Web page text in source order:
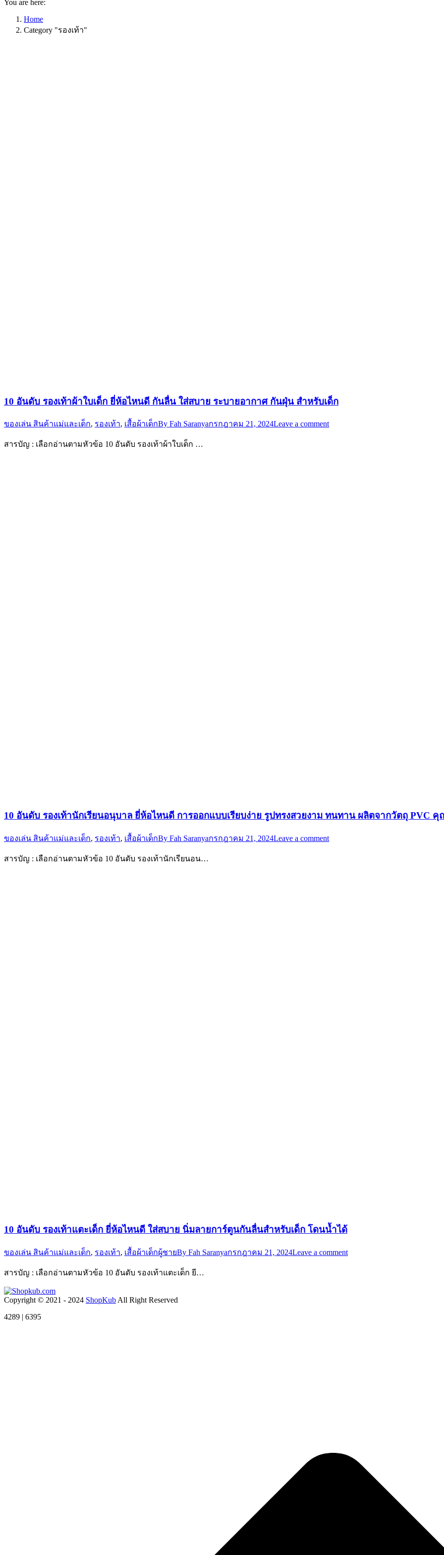
You are here:
Home
Category "รองเท้า"
10 อันดับ รองเท้าผ้าใบเด็ก ยี่ห้อไหนดี กันลื่น ใส่สบาย ระบายอากาศ กันฝุ่น สําหรับเด็ก
ของเล่น สินค้าแม่และเด็ก, รองเท้า, เสื้อผ้าเด็กBy Fah Saranyaกรกฎาคม 21, 2024Leave a comment
สารบัญ : เลือกอ่านตามหัวข้อ 10 อันดับ รองเท้าผ้าใบเด็ก …
10 อันดับ รองเท้านักเรียนอนุบาล ยี่ห้อไหนดี การออกแบบเรียบง่าย รูปทรงสวยงาม ทนทาน ผลิตจากวัตถุ PVC
ของเล่น สินค้าแม่และเด็ก, รองเท้า, เสื้อผ้าเด็กBy Fah Saranyaกรกฎาคม 21, 2024Leave a comment
สารบัญ : เลือกอ่านตามหัวข้อ 10 อันดับ รองเท้านักเรียนอน…
10 อันดับ รองเท้าแตะเด็ก ยี่ห้อไหนดี ใส่สบาย นิ่มลายการ์ตูนกันลื่นสำหรับเด็ก โดนน้ำได้
ของเล่น สินค้าแม่และเด็ก, รองเท้า, เสื้อผ้าเด็กผู้ชายBy Fah Saranyaกรกฎาคม 21, 2024Leave a comment
สารบัญ : เลือกอ่านตามหัวข้อ 10 อันดับ รองเท้าแตะเด็ก ยี…
Copyright © 2021 - 2024 ShopKub All Right Reserved
4289 | 6395